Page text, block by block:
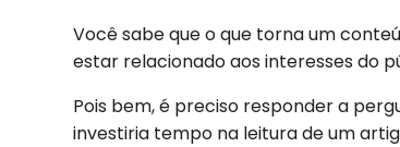
Você sabe que o que torna um
estar relacionado aos interesses do
Pois bem, é preciso responder a
investiria tempo na leitura de um